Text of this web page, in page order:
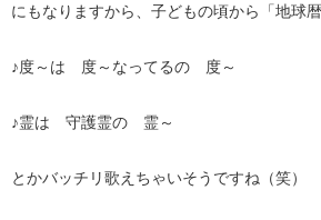
にもなりますから、子どもの頃から「地球
♪度～は 度～なってるの 度～
♪霊は 守護霊の 霊～
とかバッチリ歌えちゃいそうですね（笑）